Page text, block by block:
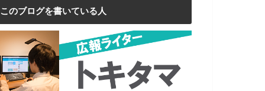
このブログを書いている人